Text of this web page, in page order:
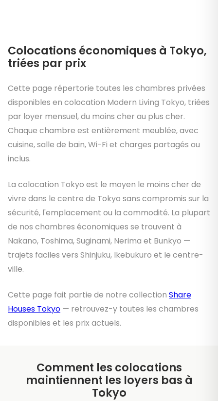
Colocations économiques à Tokyo,
triées par prix
Cette page répertorie toutes les chambres privées
disponibles en colocation Modern Living Tokyo, triées
par loyer mensuel, du moins cher au plus cher.
Chaque chambre est entièrement meublée, avec
cuisine, salle de bain, Wi-Fi et charges partagés ou
inclus.
La colocation Tokyo est le moyen le moins cher de
vivre dans le centre de Tokyo sans compromis sur la
sécurité, l'emplacement ou la commodité. La plupart
de nos chambres économiques se trouvent à
Nakano, Toshima, Suginami, Nerima et Bunkyo —
trajets faciles vers Shinjuku, Ikebukuro et le centre-
ville.
Cette page fait partie de notre collection Share
Houses Tokyo — retrouvez-y toutes les chambres
disponibles et les prix actuels.
Comment les colocations
maintiennent les loyers bas à
Tokyo